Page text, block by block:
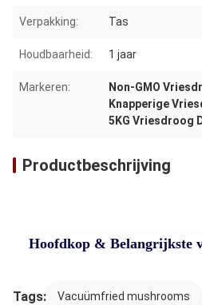
Verpakking: Tas
Houdbaarheid: 1 jaar
Markeren: Non-GMO
Knapperige
5KG Vriesdroog
Productbeschrijving
Hoofdkop & Belangrijkste
Tags: Vacuümfried mushrooms